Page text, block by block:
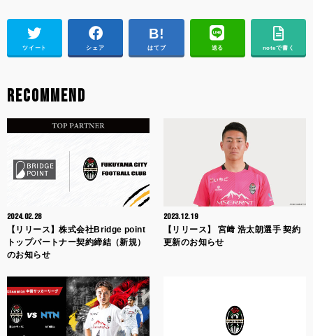
ツイート シェア はてブ 送る noteで書く
RECOMMEND
2024.02.28
【リリース】株式会社Bridge point
トップパートナー契約締結（新規）
のお知らせ
2023.12.19
【リリース】 宮﨑 浩太朗選手 契約
更新のお知らせ